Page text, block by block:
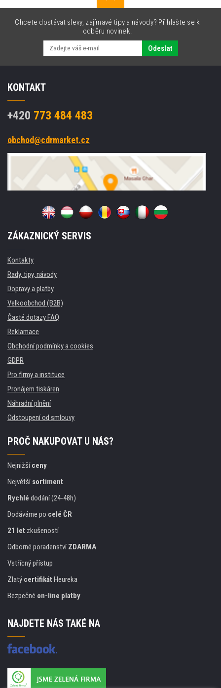
Fi,
Android
Chcete dostávat slevy, zajímavé tipy a návody? Přihlašte se k
odběru novinek.
Odeslat
KONTAKT
+420 773 484 483
obchod@cdrmarket.cz
ZÁKAZNICKÝ SERVIS
Kontakty
Rady, tipy, návody
Dopravy a platby
Velkoobchod (B2B)
Časté dotazy FAQ
Reklamace
Obchodní podmínky a cookies
GDPR
Pro firmy a instituce
Pronájem tiskáren
Náhradní plnění
Odstoupení od smlouvy
PROČ NAKUPOVAT U NÁS?
Nejnižšíceny
Největšísortiment
Rychlé dodání (24-48h)
Dodáváme po celé ČR
21 let zkušeností
Odborné poradenstvíZDARMA
Vstřícný přístup
Zlatý certifikát Heureka
Bezpečné on-line platby
NAJDETE NÁS TAKÉ NA